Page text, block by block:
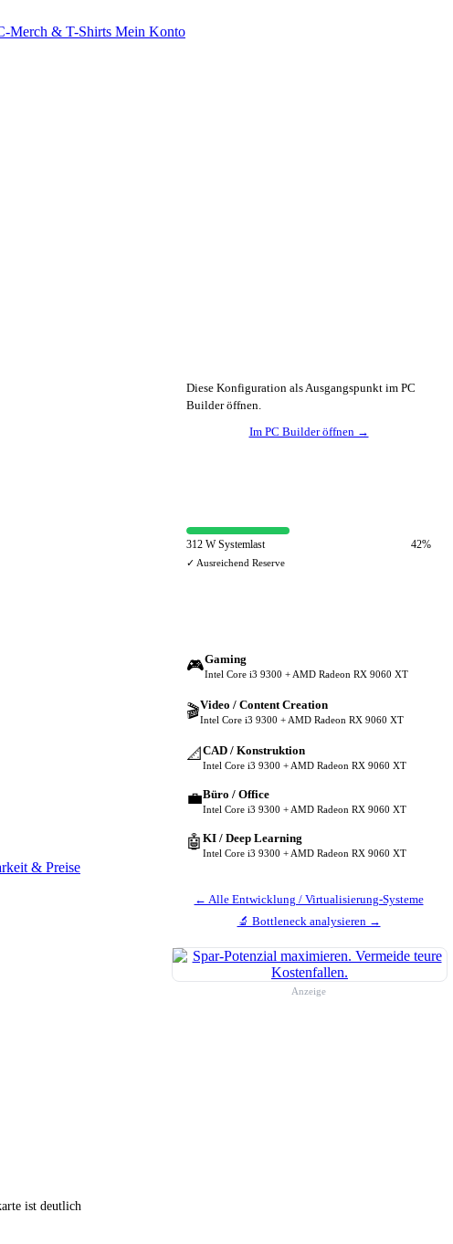
Merch & T-Shirts Mein Konto
& Preise
ist deutlich
Diese Konfiguration als Ausgangspunkt im PC
Builder öffnen.
Im PC Builder öffnen →
312 W Systemlast 42%
✓ Ausreichend Reserve
🎮Gaming
Intel Core i3 9300 + AMD Radeon RX 9060 XT
🎬Video / Content Creation
Intel Core i3 9300 + AMD Radeon RX 9060 XT
📐 CAD / Konstruktion
Intel Core i3 9300 + AMD Radeon RX 9060 XT
💼Büro / Office
Intel Core i3 9300 + AMD Radeon RX 9060 XT
🤖 KI / Deep Learning
Intel Core i3 9300 + AMD Radeon RX 9060 XT
← Alle Entwicklung / Virtualisierung-Systeme
🔬 Bottleneck analysieren →
Anzeige